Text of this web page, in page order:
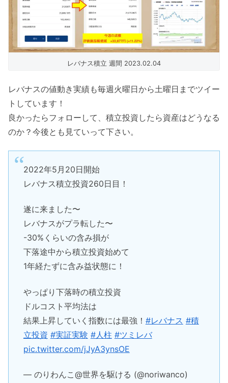
レバナス積立 週間 2023.02.04
レバナスの値動き実績も毎週火曜日から土曜日までツイー
トしています！
良かったらフォローして、積立投資したら資産はどうなる
のか？今後とも見ていって下さい。
2022年5月20日開始
レバナス積立投資260日目！
遂に来ました〜
レバナスがプラ転した〜
-30%くらいの含み損が
下落途中から積立投資始めて
1年経たずに含み益状態に！
やっぱり下落時の積立投資
ドルコスト平均法は
結果上昇していく指数には最強！ #レバナス #積
立投資 #実証実験 #人柱 #ツミレバ
pic.twitter.com/jJyA3ynsOE
— のりわんこ@世界を駆ける (@noriwanco)